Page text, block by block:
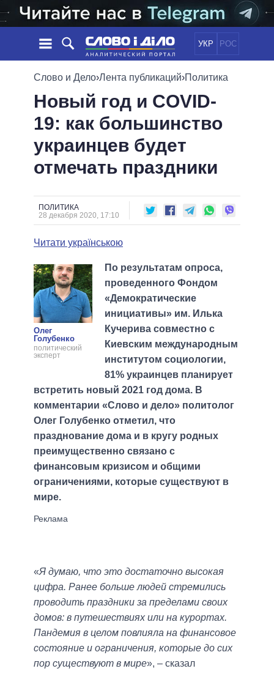
УКР РОС
НОВОСТИ
ЛЕНТА
СОБЫТИЯ
СТАТЬИ
МНЕНИЯ
ОБЗОРЫ
ДАЙДЖЕСТЫ
ПОЛИТИКА
ЭКОНОМИКА
ОБЩЕСТВО
МИР
ОБЕЩАНИЯ
ПОЛИТИКИ
ВСЕ ПОЛИТИКИ
ПРЕЗИДЕНТ И ОФИС
ВЕРХОВНАЯ РАДА
КАБИНЕТ МИНИСТРОВ
МЭРЫ
ВСЕ ПЕРСОНЫ
ИНФОГРАФИКА
ПОДДЕРЖАТЬ
СРАВНЕНИЕ ПОЛИТИКОВ
Слово и Дело›Лента публикаций›Политика
Новый год и COVID-
19: как большинство
украинцев будет
отмечать праздники
ПОЛИТИКА
28 декабря 2020, 17:10
Читати українською
Олег
Голубенко
политический
эксперт
По результатам опроса,
проведенного Фондом
«Демократические
инициативы» им. Илька
Кучерива совместно с
Киевским международным
институтом социологии,
81% украинцев планирует
встретить новый 2021 год дома. В
комментарии «Слово и дело» политолог
Олег Голубенко отметил, что
празднование дома и в кругу родных
преимущественно связано с
финансовым кризисом и общими
ограничениями, которые существуют в
мире.
«Я думаю, что это достаточно высокая
цифра. Ранее больше людей стремились
проводить праздники за пределами своих
домов: в путешествиях или на курортах.
Пандемия в целом повлияла на финансовое
состояние и ограничения, которые до сих
пор существуют в мире», ‒ сказал